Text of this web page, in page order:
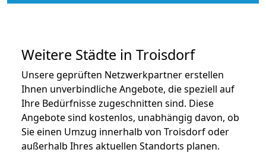
Weitere Städte in Troisdorf
Unsere geprüften Netzwerkpartner erstellen
Ihnen unverbindliche Angebote, die speziell auf
Ihre Bedürfnisse zugeschnitten sind. Diese
Angebote sind kostenlos, unabhängig davon, ob
Sie einen Umzug innerhalb von Troisdorf oder
außerhalb Ihres aktuellen Standorts planen.